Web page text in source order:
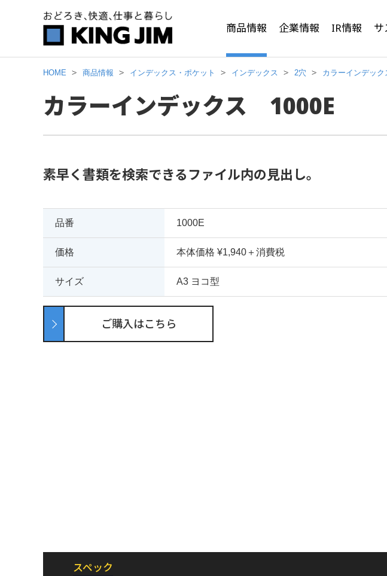
商品情報 企業情報 IR情報 サ
HOME 商品情報 インデックス・ポケット インデックス 2穴 カラーインデック
カラーインデックス 1000E
素早く書類を検索できるファイル内の見出し。
品番 1000E
価格 本体価格 ¥1,940＋消費税
サイズ A3 ヨコ型
ご購入はこちら
スペック